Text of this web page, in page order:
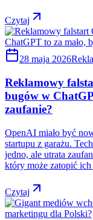
Czytaj
28 maja 2026
Reklamowy
bugów w
zaufanie?
OpenAI miało być
startupu z garażu.
jedno, ale utrata
który może zatopić ich
Czytaj